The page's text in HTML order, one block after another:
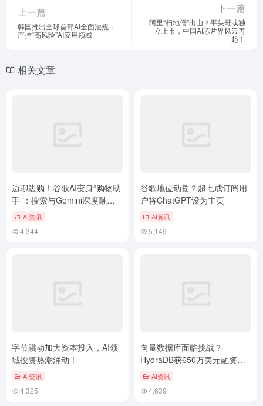
上一篇
韩国推出全球首部AI全面法规：
严控“高风险”AI应用领域
下一篇
阿里“扫地僧”出山？平头哥或独
立上市，中国AI芯片界风云再
起！
相关文章
边聊边购！谷歌AI变身“购物助
手”：搜索与Gemini深度融合
购物功能，大模型商业化提速
AI资讯
4,344
谷歌地位动摇？超七成订阅用
户将ChatGPT设为主页
AI资讯
5,149
字节跳动加大资本投入，AI领
域投资热潮涌动！
AI资讯
4,325
向量数据库面临挑战？
HydraDB获650万美元融资推
动AI记忆存储革新
AI资讯
4,639